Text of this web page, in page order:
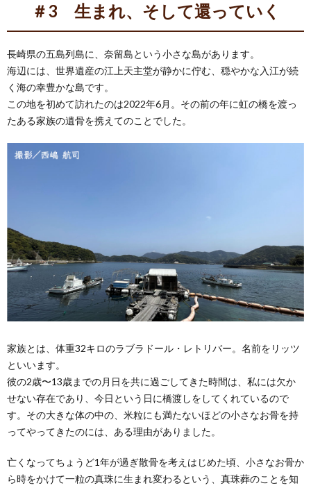
＃3 生まれ、そして還っていく
長崎県の五島列島に、奈留島という小さな島があります。
海辺には、世界遺産の江上天主堂が静かに佇む、穏やかな入江が続
く海の幸豊かな島です。
この地を初めて訪れたのは2022年6月。その前の年に虹の橋を渡っ
たある家族の遺骨を携えてのことでした。
家族とは、体重32キロのラブラドール・レトリバー。名前をリッツ
といいます。
彼の2歳〜13歳までの月日を共に過ごしてきた時間は、私には欠か
せない存在であり、今日という日に橋渡しをしてくれているので
す。その大きな体の中の、米粒にも満たないほどの小さなお骨を持
ってやってきたのには、ある理由がありました。
亡くなってちょうど1年が過ぎ散骨を考えはじめた頃、小さなお骨か
ら時をかけて一粒の真珠に生まれ変わるという、真珠葬のことを知